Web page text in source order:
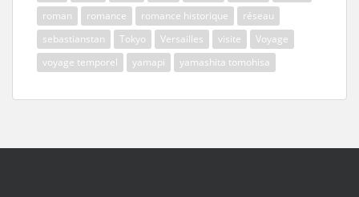
roman
romance romance historique
réseau
sebastianstan
Tokyo Versailles visite
Voyage
voyage temporel
yamapi yamashita tomohisa